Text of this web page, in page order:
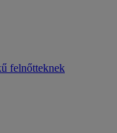
felnőtteknek